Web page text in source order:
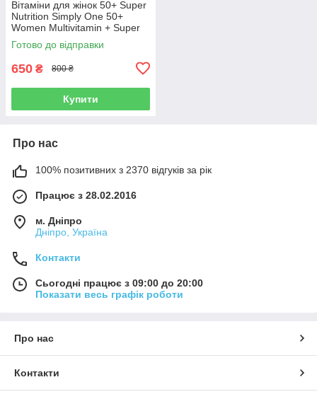
Вітаміни для жінок 50+ Super
Nutrition Simply One 50+
Women Multivitamin + Super
Complexes (90 таблеток.)
Готово до відправки
650 ₴ 800 ₴
Купити
Про нас
100% позитивних з 2370 відгуків за рік
Працює з 28.02.2016
м. Дніпро
Дніпро, Україна
Контакти
Сьогодні працює з 09:00 до 20:00
Показати весь графік роботи
Про нас
Контакти